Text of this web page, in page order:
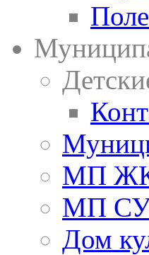
МП
МП
Дом